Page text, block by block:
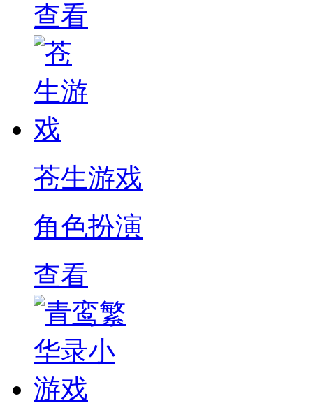
查看
苍生游戏
角色扮演
查看